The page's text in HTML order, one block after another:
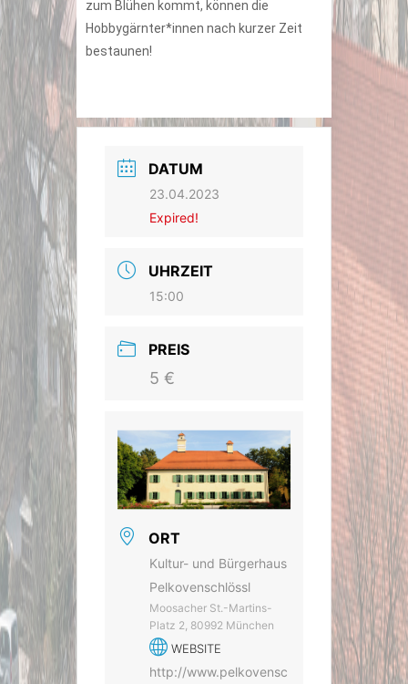
zum Blühen kommt, können die
Hobbygärnter*innen nach kurzer Zeit
bestaunen!
DATUM
23.04.2023
Expired!
UHRZEIT
15:00
PREIS
5 €
ORT
Kultur- und Bürgerhaus
Pelkovenschlössl
Moosacher St.-Martins-
Platz 2, 80992 München
WEBSITE
http://www.pelkovensc